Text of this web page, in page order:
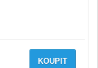
KOUPIT